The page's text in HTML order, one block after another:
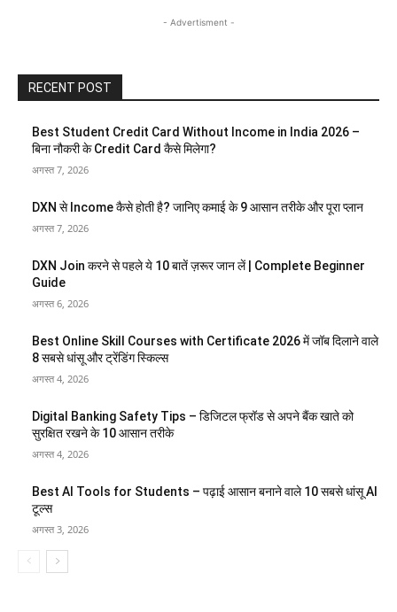
- Advertisment -
RECENT POST
Best Student Credit Card Without Income in India 2026 –
बिना नौकरी के Credit Card कैसे मिलेगा?
अगस्त 7, 2026
DXN से Income कैसे होती है? जानिए कमाई के 9 आसान तरीके और पूरा प्लान
अगस्त 7, 2026
DXN Join करने से पहले ये 10 बातें ज़रूर जान लें | Complete Beginner
Guide
अगस्त 6, 2026
Best Online Skill Courses with Certificate 2026 में जॉब दिलाने वाले
8 सबसे धांसू और ट्रेंडिंग स्किल्स
अगस्त 4, 2026
Digital Banking Safety Tips – डिजिटल फ्रॉड से अपने बैंक खाते को
सुरक्षित रखने के 10 आसान तरीके
अगस्त 4, 2026
Best AI Tools for Students – पढ़ाई आसान बनाने वाले 10 सबसे धांसू AI
टूल्स
अगस्त 3, 2026